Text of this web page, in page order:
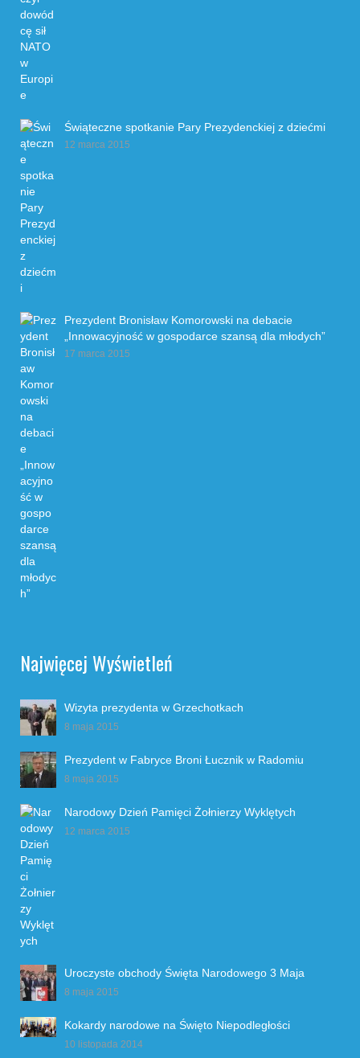
Świąteczne spotkanie Pary Prezydenckiej z dziećmi
12 marca 2015
Prezydent Bronisław Komorowski na debacie
„Innowacyjność w gospodarce szansą dla młodych”
17 marca 2015
Najwięcej Wyświetleń
Wizyta prezydenta w Grzechotkach
8 maja 2015
Prezydent w Fabryce Broni Łucznik w Radomiu
8 maja 2015
Narodowy Dzień Pamięci Żołnierzy Wyklętych
12 marca 2015
Uroczyste obchody Święta Narodowego 3 Maja
8 maja 2015
Kokardy narodowe na Święto Niepodległości
10 listopada 2014